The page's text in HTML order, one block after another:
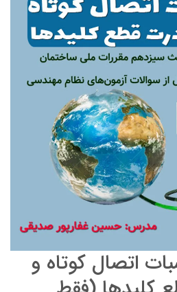
اتصال کوتاه و